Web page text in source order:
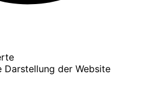
Darstellung der Website